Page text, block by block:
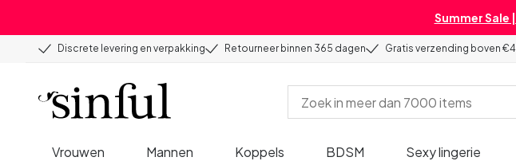
Summer Sale
Discrete levering en verpakking Retourneer binnen 365 dagen Gratis verzending boven
Vrouwen Mannen Koppels BDSM Sexy lingerie